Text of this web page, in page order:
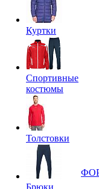
Куртки
Спортивные
костюмы
Толстовки